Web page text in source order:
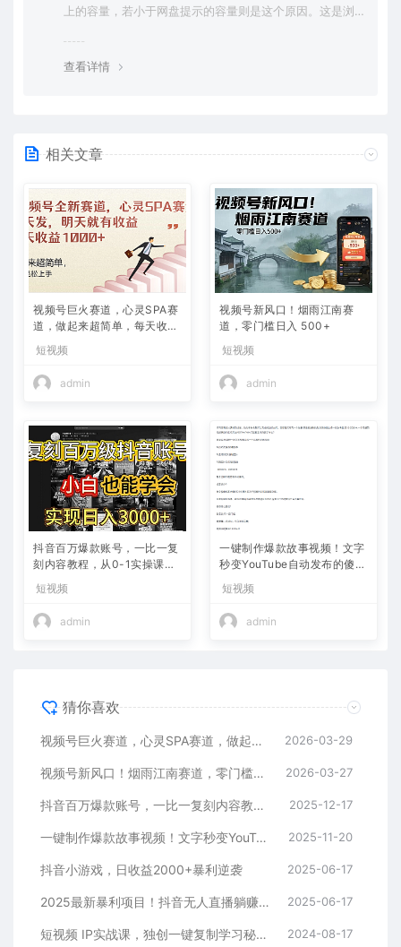
上的容量，若小于网盘提示的容量则是这个原因。这是浏
查看详情
相关文章
视频号巨火赛道，心灵SPA赛
道，做起来超简单，每天收益
800+
短视频
admin
视频号新风口！烟雨江南赛
道，零门槛日入 500+
短视频
admin
抖音百万爆款账号，一比一复
刻内容教程，从0-1实操课，
入10w+
短视频
admin
一键制作爆款故事视频！文字
秒变YouTube自动发布的傻瓜
短视频
admin
猜你喜欢
视频号巨火赛道，心灵SPA赛道，做起来超简单，每天收益800+ 2026-03-29
视频号新风口！烟雨江南赛道，零门槛日入 500+ 2026-03-27
抖音百万爆款账号，一比一复刻内容教程，从0-1实操课，小白也能学会，复制爆款，月入10w+ 2025-12-17
一键制作爆款故事视频！文字秒变YouTube自动发布的傻瓜式教程 2025-11-20
抖音小游戏，日收益2000+暴利逆袭 2025-06-17
2025最新暴利项目！抖音无人直播躺赚攻略！抖音无人直播3.0玩法！0门槛… 2025-06-17
短视频 IP实战课，独创一键复制学习秘籍，转战新领域，月赚五万轻松行 2024-08-17